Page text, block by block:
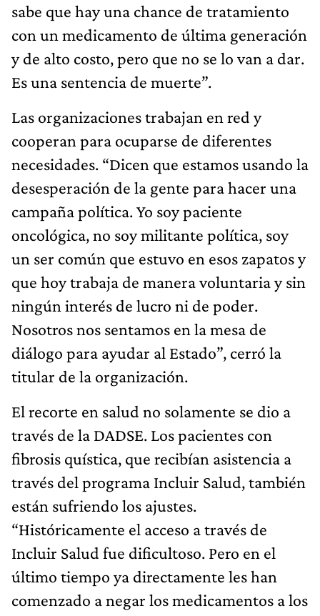
sabe que hay una chance de tratamiento
con un medicamento de última generación
y de alto costo, pero que no se lo van a dar.
Es una sentencia de muerte”.
Las organizaciones trabajan en red y
cooperan para ocuparse de diferentes
necesidades. “Dicen que estamos usando la
desesperación de la gente para hacer una
campaña política. Yo soy paciente
oncológica, no soy militante política, soy
un ser común que estuvo en esos zapatos y
que hoy trabaja de manera voluntaria y sin
ningún interés de lucro ni de poder.
Nosotros nos sentamos en la mesa de
diálogo para ayudar al Estado”, cerró la
titular de la organización.
El recorte en salud no solamente se dio a
través de la DADSE. Los pacientes con
fibrosis quística, que recibían asistencia a
través del programa Incluir Salud, también
están sufriendo los ajustes.
“Históricamente el acceso a través de
Incluir Salud fue dificultoso. Pero en el
último tiempo ya directamente les han
comenzado a negar los medicamentos a los